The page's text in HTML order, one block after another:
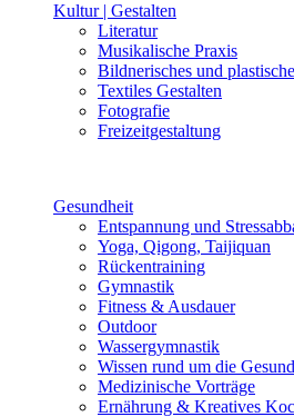
Kultur | Gestalten
Literatur
Musikalische Praxis
Bildnerisches und
Textiles Gestalten
Fotografie
Freizeitgestaltung
Gesundheit
Entspannung und
Yoga, Qigong, Taijiquan
Rückentraining
Gymnastik
Fitness & Ausdauer
Outdoor
Wassergymnastik
Wissen rund um die
Medizinische Vorträge
Ernährung & Kreatives